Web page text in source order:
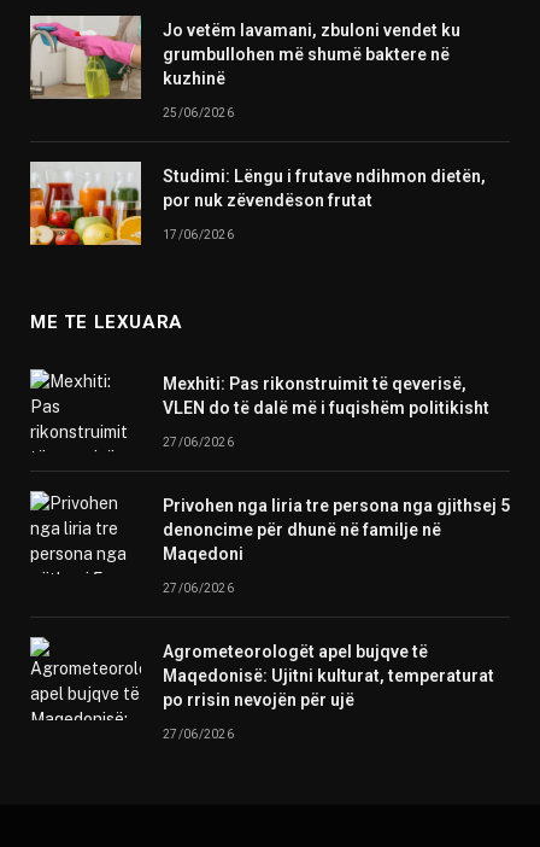
Jo vetëm lavamani, zbuloni vendet ku
grumbullohen më shumë baktere në
kuzhinë
25/06/2026
Studimi: Lëngu i frutave ndihmon dietën,
por nuk zëvendëson frutat
17/06/2026
ME TE LEXUARA
Mexhiti: Pas rikonstruimit të qeverisë,
VLEN do të dalë më i fuqishëm politikisht
27/06/2026
Privohen nga liria tre persona nga gjithsej 5
denoncime për dhunë në familje në
Maqedoni
27/06/2026
Agrometeorologët apel bujqve të
Maqedonisë: Ujitni kulturat, temperaturat
po rrisin nevojën për ujë
27/06/2026